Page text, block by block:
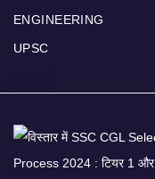
ENGINEERING
UPSC